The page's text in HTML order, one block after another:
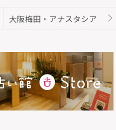
大阪梅田・アナスタシア